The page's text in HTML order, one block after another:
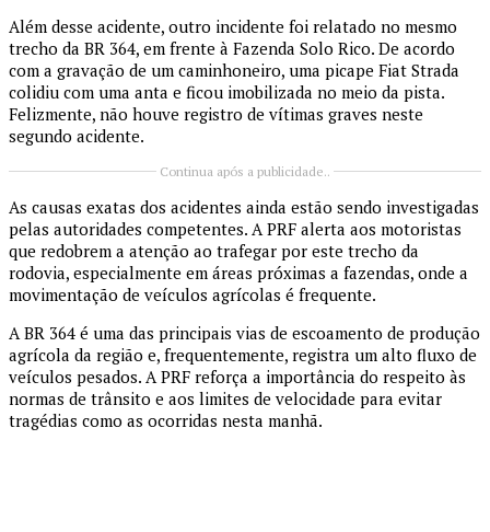
Além desse acidente, outro incidente foi relatado no mesmo
trecho da BR 364, em frente à Fazenda Solo Rico. De acordo
com a gravação de um caminhoneiro, uma picape Fiat Strada
colidiu com uma anta e ficou imobilizada no meio da pista.
Felizmente, não houve registro de vítimas graves neste
segundo acidente.
Continua após a publicidade..
As causas exatas dos acidentes ainda estão sendo investigadas
pelas autoridades competentes. A PRF alerta aos motoristas
que redobrem a atenção ao trafegar por este trecho da
rodovia, especialmente em áreas próximas a fazendas, onde a
movimentação de veículos agrícolas é frequente.
A BR 364 é uma das principais vias de escoamento de produção
agrícola da região e, frequentemente, registra um alto fluxo de
veículos pesados. A PRF reforça a importância do respeito às
normas de trânsito e aos limites de velocidade para evitar
tragédias como as ocorridas nesta manhã.